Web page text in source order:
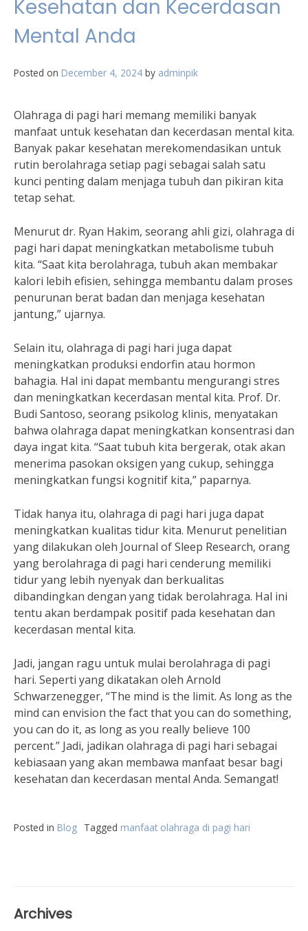
Kesehatan dan Kecerdasan
Mental Anda
Posted on December 4, 2024 by adminpik
Olahraga di pagi hari memang memiliki banyak
manfaat untuk kesehatan dan kecerdasan mental kita.
Banyak pakar kesehatan merekomendasikan untuk
rutin berolahraga setiap pagi sebagai salah satu
kunci penting dalam menjaga tubuh dan pikiran kita
tetap sehat.
Menurut dr. Ryan Hakim, seorang ahli gizi, olahraga di
pagi hari dapat meningkatkan metabolisme tubuh
kita. “Saat kita berolahraga, tubuh akan membakar
kalori lebih efisien, sehingga membantu dalam proses
penurunan berat badan dan menjaga kesehatan
jantung,” ujarnya.
Selain itu, olahraga di pagi hari juga dapat
meningkatkan produksi endorfin atau hormon
bahagia. Hal ini dapat membantu mengurangi stres
dan meningkatkan kecerdasan mental kita. Prof. Dr.
Budi Santoso, seorang psikolog klinis, menyatakan
bahwa olahraga dapat meningkatkan konsentrasi dan
daya ingat kita. “Saat tubuh kita bergerak, otak akan
menerima pasokan oksigen yang cukup, sehingga
meningkatkan fungsi kognitif kita,” paparnya.
Tidak hanya itu, olahraga di pagi hari juga dapat
meningkatkan kualitas tidur kita. Menurut penelitian
yang dilakukan oleh Journal of Sleep Research, orang
yang berolahraga di pagi hari cenderung memiliki
tidur yang lebih nyenyak dan berkualitas
dibandingkan dengan yang tidak berolahraga. Hal ini
tentu akan berdampak positif pada kesehatan dan
kecerdasan mental kita.
Jadi, jangan ragu untuk mulai berolahraga di pagi
hari. Seperti yang dikatakan oleh Arnold
Schwarzenegger, “The mind is the limit. As long as the
mind can envision the fact that you can do something,
you can do it, as long as you really believe 100
percent.” Jadi, jadikan olahraga di pagi hari sebagai
kebiasaan yang akan membawa manfaat besar bagi
kesehatan dan kecerdasan mental Anda. Semangat!
Posted in Blog Tagged manfaat olahraga di pagi hari
Archives